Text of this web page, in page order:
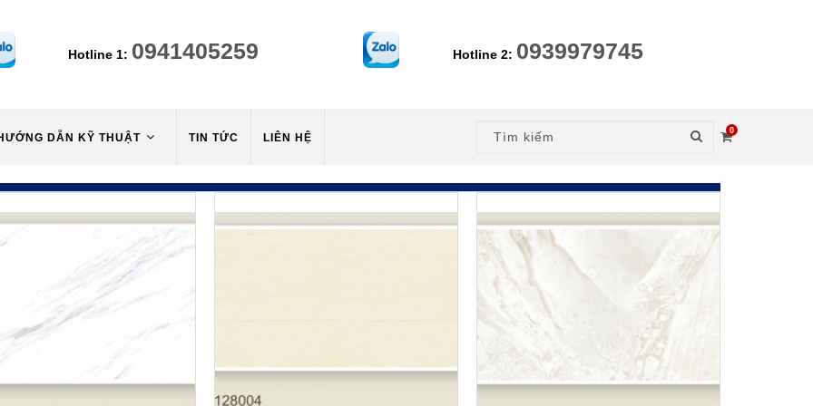
Hotline 1: 0941405259 Hotline 2: 0939979745
DẪN KỸ THUẬT TIN TỨC LIÊN HỆ
0